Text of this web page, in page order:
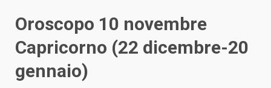
Oroscopo 10 novembre
Capricorno (22 dicembre-20
gennaio)